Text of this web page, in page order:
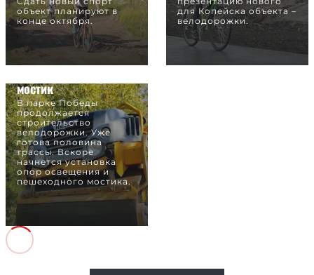
объект планируют в
конце октября.
для Копейска объекта –
велодорожки.
Над велодорожкой
мостик
В парке Победы
продолжается
строительство
велодорожки. Уже
готова половина
трассы. Вскоре
начнется установка
опор освещения и
пешеходного мостика.